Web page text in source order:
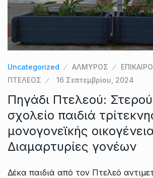
Uncategorized ΑΛΜΥΡΟΣ
ΠΤΕΛΕΟΣ
16 Σεπτεμβρίου, 2024
Πηγάδι Πτελεού:
σχολείο παιδιά
μονογονεϊκής
Διαμαρτυρίες γονέων
Δέκα παιδιά από τον Πτελεό